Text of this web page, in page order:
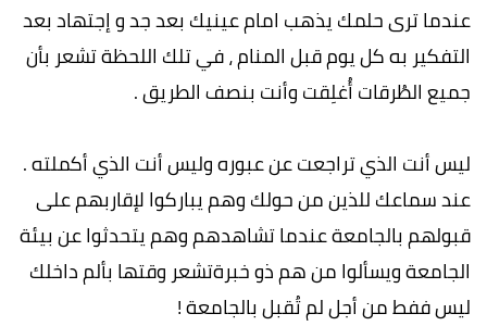
عندما ترى حلمك يذهب امام عينيك بعد جد و إجتهاد بعد
التفكير به كل يوم قبل المنام ، في تلك اللحظة تشعر بأن
جميع الطُرقات أُغلِقت وأنت بنصف الطريق .
ليس أنت الذي تراجعت عن عبوره وليس أنت الذي أكملته .
عند سماعك للذين من حولك وهم يباركوا لإقاربهم على
قبولهم بالجامعة عندما تشاهدهم وهم يتحدثوا عن بيئة
الجامعة ويسألوا من هم ذو خبرةتشعر وقتها بألم داخلك
ليس ففط من أجل لم تُقبل بالجامعة !